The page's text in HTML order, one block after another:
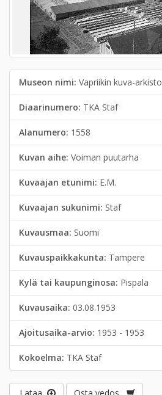
Museon nimi: Vapriikin kuva-arkisto
Diaarinumero: TKA Staf
Alanumero: 1558
Kuvan aihe: Voiman puutarha
Kuvaajan etunimi: E.M.
Kuvaajan sukunimi: Staf
Kuvausmaa: Suomi
Kuvauspaikkakunta: Tampere
Kylä tai kaupunginosa: Pispala
Kuvausaika: 03.08.1953
Ajoitusaika-arvio: 1953 - 1953
Kokoelma: TKA Staf